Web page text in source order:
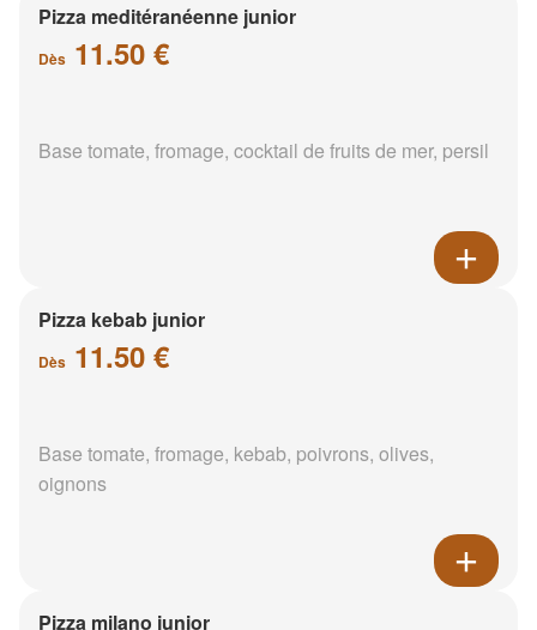
Pizza meditéranéenne junior
Dès 11.50 €
Base tomate, fromage, cocktail de fruits de mer, persil
Pizza kebab junior
Dès 11.50 €
Base tomate, fromage, kebab, poivrons, olives,
oignons
Pizza milano junior